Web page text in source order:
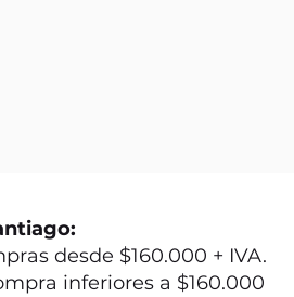
desde $160.000 + IVA.
inferiores a $160.000